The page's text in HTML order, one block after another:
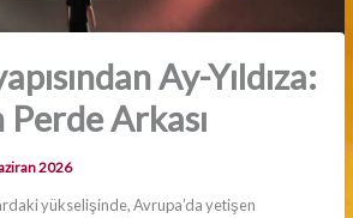
Ay-Yıldıza:
Arkası
2026
yükselişinde, Avrupa’da yetişen